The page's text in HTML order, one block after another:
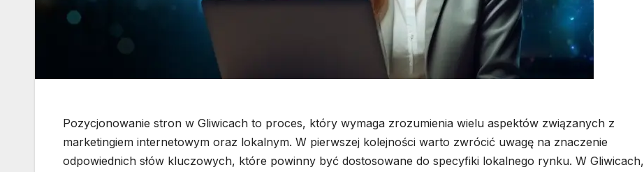
Pozycjonowanie stron w Gliwicach to proces, który wymaga zrozumienia wielu aspektów związanych z
marketingiem internetowym oraz lokalnym. W pierwszej kolejności warto zwrócić uwagę na znaczenie
odpowiednich słów kluczowych, które powinny być dostosowane do specyfiki lokalnego rynku. W Gliwicach,